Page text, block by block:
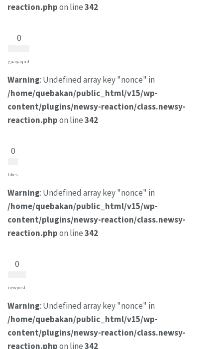
reaction.phpon line342
0
guayaquil
Warning: Undefined array key "nonce" in
/home/quebakan/public_html/v15/wp-
content/plugins/newsy-reaction/class.newsy-
reaction.phpon line342
0
likes
Warning: Undefined array key "nonce" in
/home/quebakan/public_html/v15/wp-
content/plugins/newsy-reaction/class.newsy-
reaction.phpon line342
0
newpost
Warning: Undefined array key "nonce" in
/home/quebakan/public_html/v15/wp-
content/plugins/newsy-reaction/class.newsy-
reaction.phpon line342